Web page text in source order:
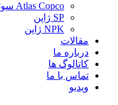
Atlas Copco سوئد
SP ژاپن
NPK ژاپن
مقالات
درباره ما
کاتالوگ ها
تماس با ما
ویدیو